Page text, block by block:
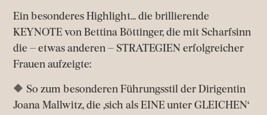
Ein besonderes Highlight… die brillierende
KEYNOTE von Bettina Böttinger, die mit Scharfsinn
die – etwas anderen – STRATEGIEN erfolgreicher
Frauen aufzeigte:
🔶 So zum besonderen Führungsstil der Dirigentin
Joana Mallwitz, die ‚sich als EINE unter GLEICHEN‘